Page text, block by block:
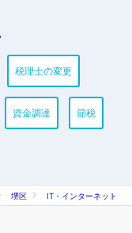
税理士の変更
資金調達 節税
堺区 IT・インターネット